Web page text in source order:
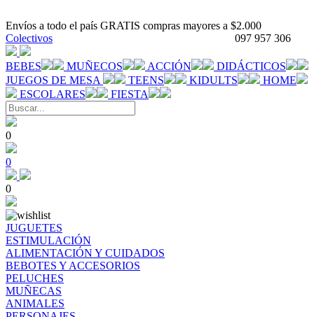
Envíos a todo el país GRATIS compras mayores a $2.000
097 957 306
Colectivos
BEBES MUÑECOS ACCIÓN
DIDÁCTICOS
JUEGOS DE MESA
TEENS KIDULTS
HOME
ESCOLARES
FIESTA
0
0
0
JUGUETES
ESTIMULACIÓN
ALIMENTACIÓN Y CUIDADOS
BEBOTES Y ACCESORIOS
PELUCHES
MUÑECAS
ANIMALES